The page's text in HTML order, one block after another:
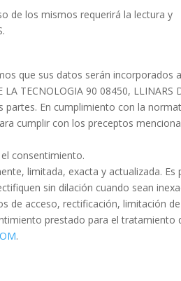
de los mismos requerirá la lectura y
que sus datos serán incorporados
TECNOLOGIA 90 08450, LLINARS
partes. En cumplimiento con la
cumplir con los preceptos
consentimiento.
limitada, exacta y actualizada. Es
sin dilación cuando sean
de acceso, rectificación, limitación de
prestado para el tratamiento
.